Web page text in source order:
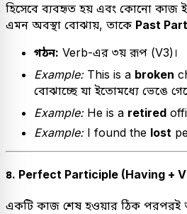
হিসেবে ব্যবহৃত হয় এবং কোনো কাজ
এমন অবস্থা বোঝায়, তাকে Past
গঠন: Verb-এর ৩য় রূপ (V3)।
Example:This is a broken
বোঝাচ্ছে যা ইতোমধ্যে ভেঙে
Example:He is a retired
Example:I found the lost
৪. Perfect Participle (Having +
একটি কাজ শেষ হওয়ার ঠিক